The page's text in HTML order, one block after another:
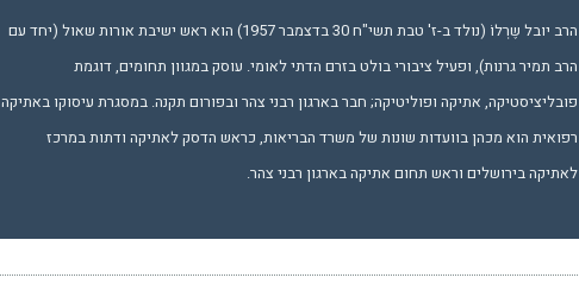
הרב יובל שֶרְלוֹ (נולד ב-ז' טבת תשי"ח 30 בדצמבר 1957) הוא ראש ישיבת אורות שאול (יחד עם
הרב תמיר גרנות), ופעיל ציבורי בולט בזרם הדתי לאומי. עוסק במגוון תחומים, דוגמת
פובליציסטיקה, אתיקה ופוליטיקה; חבר בארגון רבני צהר ובפורום תקנה. במסגרת עיסוקו באתיקה
רפואית הוא מכהן בוועדות שונות של משרד הבריאות, כראש הדסק לאתיקה ודתות במרכז
לאתיקה בירושלים וראש תחום אתיקה בארגון רבני צהר.